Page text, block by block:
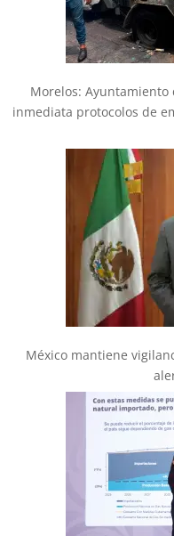
Morelos: Ayuntamiento
inmediata protocolos de
México mantiene